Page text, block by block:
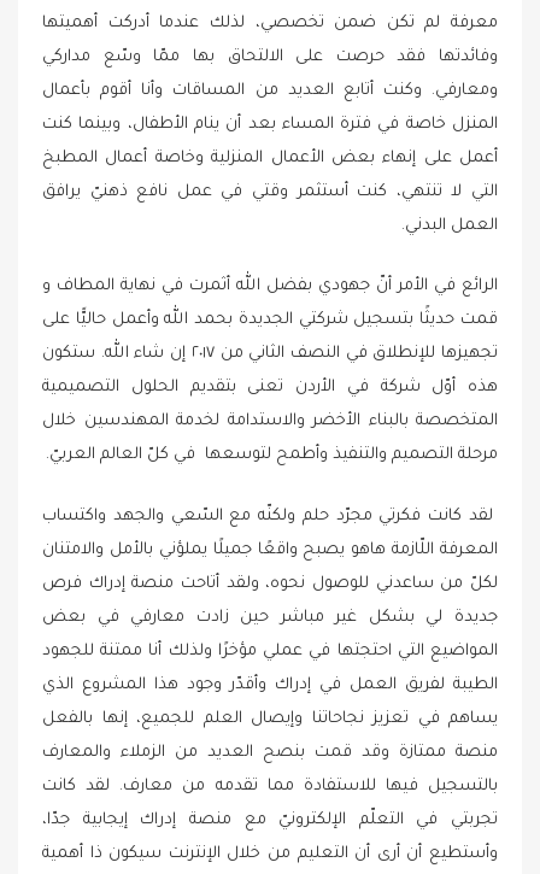
معرفة لم تكن ضمن تخصصي، لذلك عندما أدركت أهميتها
وفائدتها فقد حرصت على الالتحاق بها ممّا وسّع مداركي
ومعارفي. وكنت أتابع العديد من المساقات وأنا أقوم بأعمال
المنزل خاصة في فترة المساء بعد أن ينام الأطفال، وبينما كنت
أعمل على إنهاء بعض الأعمال المنزلية وخاصة أعمال المطبخ
التي لا تنتهي، كنت أستثمر وقتي في عمل نافع ذهنيّ يرافق
العمل البدني.
الرائع في الأمر أنّ جهودي بفضل الله أثمرت في نهاية المطاف و
قمت حديثًا بتسجيل شركتي الجديدة بحمد الله وأعمل حاليًّا على
تجهيزها للإنطلاق في النصف الثاني من ٢٠١٧ إن شاء الله. ستكون
هذه أوّل شركة في الأردن تعنى بتقديم الحلول التصميمية
المتخصصة بالبناء الأخضر والاستدامة لخدمة المهندسين خلال
مرحلة التصميم والتنفيذ وأطمح لتوسعها في كلّ العالم العربيّ.
لقد كانت فكرتي مجرّد حلم ولكنّه مع السّعي والجهد واكتساب
المعرفة اللّازمة هاهو يصبح واقعًا جميلًا يملؤني بالأمل والامتنان
لكلّ من ساعدني للوصول نحوه، ولقد أتاحت منصة إدراك فرص
جديدة لي بشكل غير مباشر حين زادت معارفي في بعض
المواضيع التي احتجتها في عملي مؤخرًا ولذلك أنا ممتنة للجهود
الطيبة لفريق العمل في إدراك وأقدّر وجود هذا المشروع الذي
يساهم في تعزيز نجاحاتنا وإيصال العلم للجميع، إنها بالفعل
منصة ممتازة وقد قمت بنصح العديد من الزملاء والمعارف
بالتسجيل فيها للاستفادة مما تقدمه من معارف. لقد كانت
تجربتي في التعلّم الإلكترونيّ مع منصة إدراك إيجابية جدّا،
وأستطيع أن أرى أن التعليم من خلال الإنترنت سيكون ذا أهمية